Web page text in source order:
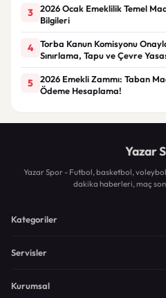
3
2026 Ocak Emeklilik Temel
Bilgileri
4
Torba Kanun Komisyonu
Sınırlama, Tapu ve Çevre
5
2026 Emekli Zammı: Taban
Ödeme Hesaplama!
Yazar
Yazar Spor - Futbol, basketbol,
dakika haberleri, maç
Kategoriler
Servisler
Kurumsal